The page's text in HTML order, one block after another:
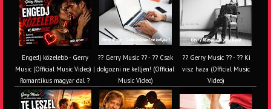
Engedj közelebb - Gerry
Music (Official Music Video) |
Romantikus magyar dal ?
?? Gerry Music ?? - ?? Csak
dolgozni ne kelljen! (Official
Music Video)
?? Gerry Music ?? - ?? Ki
visz haza (Official Music
Video)